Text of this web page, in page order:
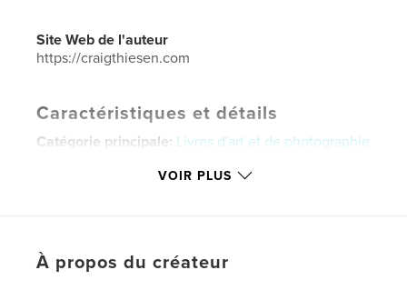
Site Web de l'auteur
https://craigthiesen.com
Caractéristiques et détails
Catégorie principale: Livres d'art et de photographie
Catégories supplémentaires Photographie
ISBN
Couverture souple: 9798990575257
VOIR PLUS
À propos du créateur